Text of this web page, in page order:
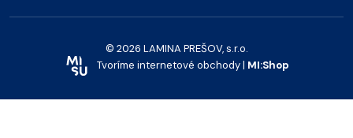
© 2026 LAMINA PREŠOV, s.r.o.
Tvoríme internetové obchody | MI:Shop